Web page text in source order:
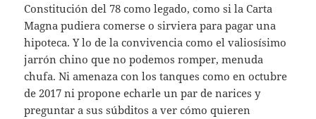
Constitución del 78 como legado, como si la Carta
Magna pudiera comerse o sirviera para pagar una
hipoteca. Y lo de la convivencia como el valiosísimo
jarrón chino que no podemos romper, menuda
chufa. Ni amenaza con los tanques como en octubre
de 2017 ni propone echarle un par de narices y
preguntar a sus súbditos a ver cómo quieren